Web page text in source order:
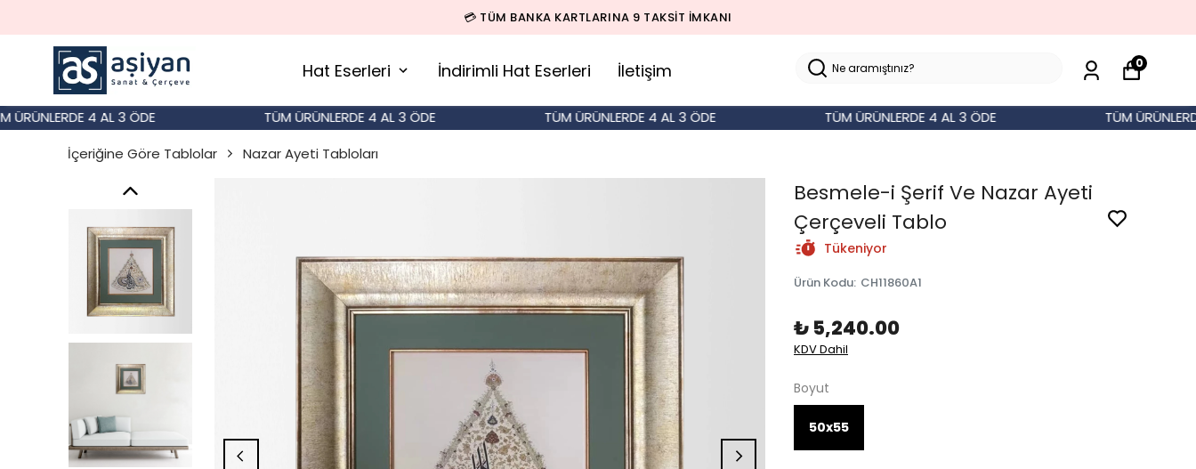
🚚 500 TL ÜZERİ SİPARİŞLERDE KARGO BEDAVA!
Hat Eserleri İndirimli Hat Eserleri İletişim 0
4 AL 3 ÖDE TÜM ÜRÜNLERDE 4 AL 3 ÖDE TÜM ÜRÜNLERDE 4 AL 3 ÖDE TÜM ÜRÜNLERDE 4 AL 3 ÖDE
TÜM ÜRÜNLERDE
İçeriğine Göre Tablolar
Nazar Ayeti Tabloları
Besmele-i Şerif Ve Nazar Ayeti
Çerçeveli Tablo
Tükeniyor
Ürün Kodu: CH11860A1
₺ 5,240.00
KDV Dahil
Boyut
50x55